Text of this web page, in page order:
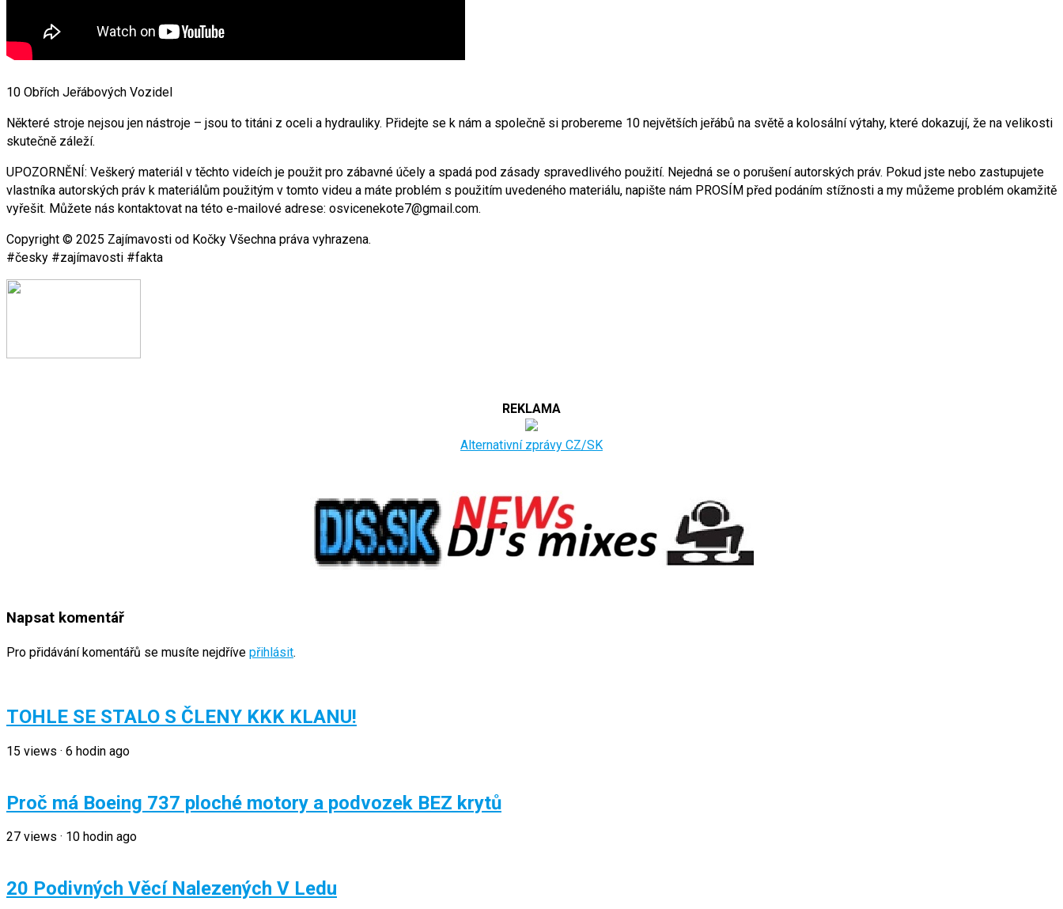
10 Obřích Jeřábových Vozidel
Některé stroje nejsou jen nástroje – jsou to titáni z oceli a hydrauliky. Přidejte se k nám a společně si probereme 10 největších jeřábů na světě a kolosální výtahy, které dokazují, že na velikosti
skutečně záleží.
UPOZORNĚNÍ: Veškerý materiál v těchto videích je použit pro zábavné účely a spadá pod zásady spravedlivého použití. Nejedná se o porušení autorských práv. Pokud jste nebo zastupujete
vlastníka autorských práv k materiálům použitým v tomto videu a máte problém s použitím uvedeného materiálu, napište nám PROSÍM před podáním stížnosti a my můžeme problém okamžitě
vyřešit. Můžete nás kontaktovat na této e-mailové adrese: osvicenekote7@gmail.com.
Copyright © 2025 Zajímavosti od Kočky Všechna práva vyhrazena.
#česky #zajímavosti #fakta
REKLAMA
Alternativní zprávy CZ/SK
Napsat komentář
Pro přidávání komentářů se musíte nejdříve přihlásit.
TOHLE SE STALO S ČLENY KKK KLANU!
15 views · 6 hodin ago
Proč má Boeing 737 ploché motory a podvozek BEZ krytů
27 views · 10 hodin ago
20 Podivných Věcí Nalezených V Ledu